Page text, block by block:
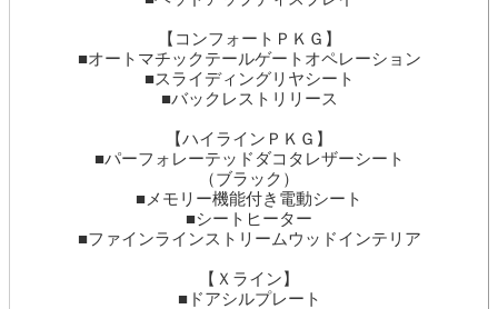
【コンフォートＰＫＧ】
■オートマチックテールゲートオペレーション
■スライディングリヤシート
■バックレストリリース
【ハイラインＰＫＧ】
■パーフォレーテッドダコタレザーシート
（ブラック）
■メモリー機能付き電動シート
■シートヒーター
■ファインラインストリームウッドインテリア
【Ｘライン】
■ドアシルプレート